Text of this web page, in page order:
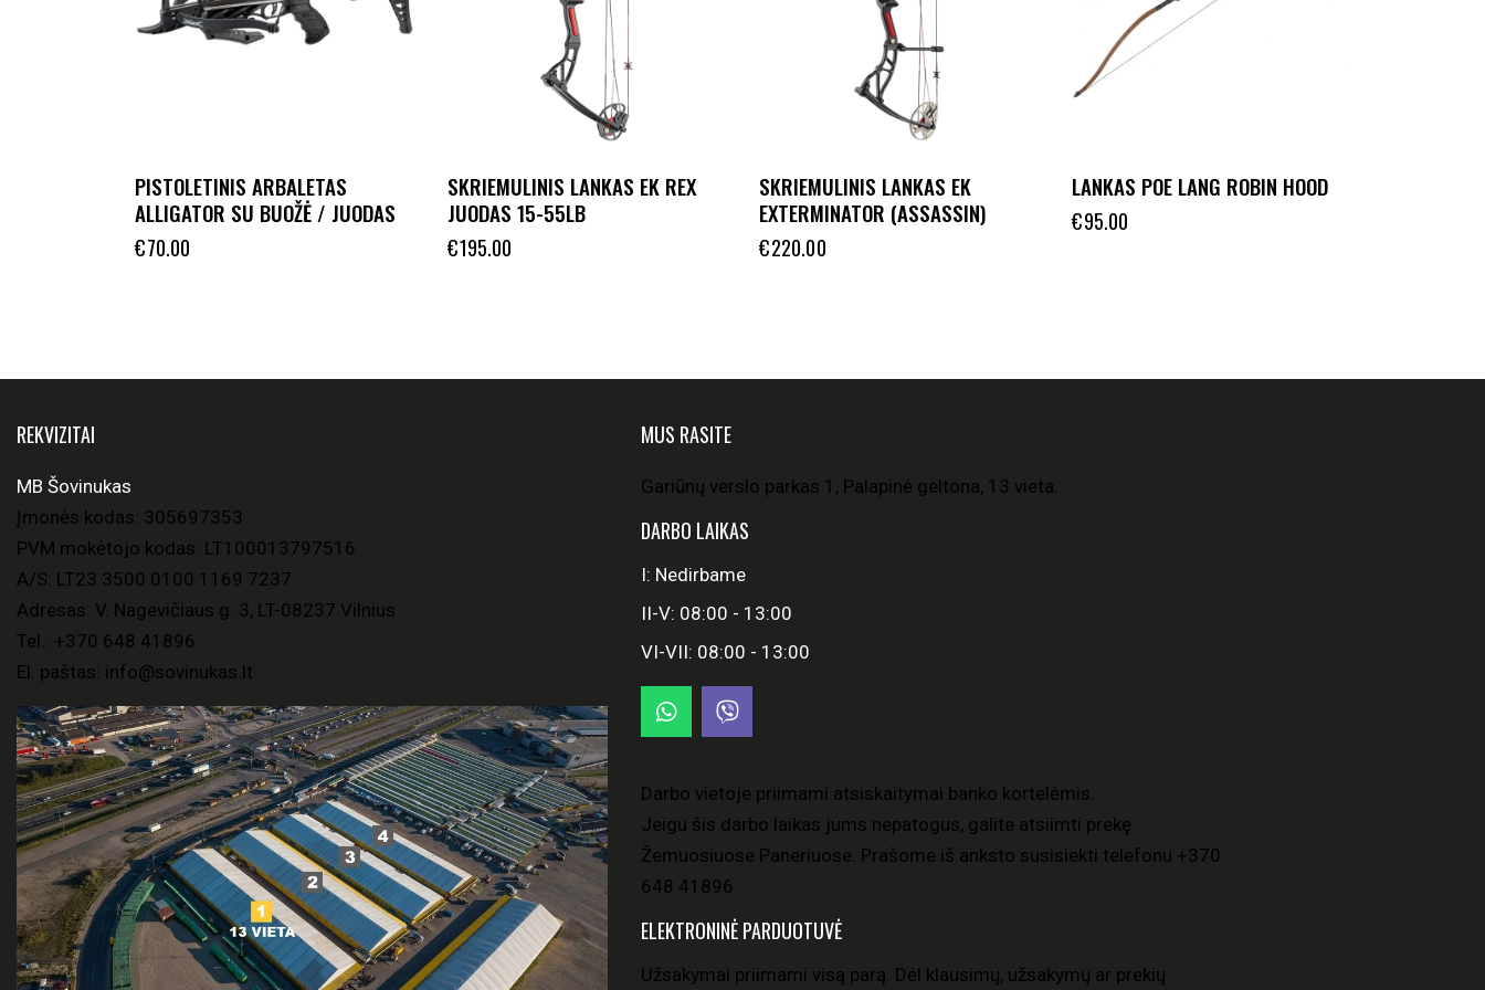
PISTOLETINIS ARBALETAS
ALLIGATOR SU BUOŽĖ / JUODAS
€70.00
SKRIEMULINIS LANKAS EK REX
JUODAS 15-55LB
€195.00
SKRIEMULINIS LANKAS EK
EXTERMINATOR (ASSASSIN)
€220.00
LANKAS POE LANG ROBIN HOOD
€95.00
REKVIZITAI
MB Šovinukas
Įmonės kodas: 305697353
PVM mokėtojo kodas: LT100013797516
A/S: LT23 3500 0100 1169 7237
Adresas: V. Nagevičiaus g. 3, LT-08237 Vilnius
Tel.: +370 648 41896
El. paštas: info@sovinukas.lt
MUS RASITE
Gariūnų verslo parkas 1, Palapinė geltona, 13 vieta.
DARBO LAIKAS
I: Nedirbame
II-V: 08:00 - 13:00
VI-VII: 08:00 - 13:00
Darbo vietoje priimami atsiskaitymai banko kortelėmis.
Jeigu šis darbo laikas jums nepatogus, galite atsiimti prekę
Žemuosiuose Paneriuose. Prašome iš anksto susisiekti telefonu +370
648 41896
ELEKTRONINĖ PARDUOTUVĖ
Užsakymai priimami visą parą. Dėl klausimų, užsakymų ar prekių